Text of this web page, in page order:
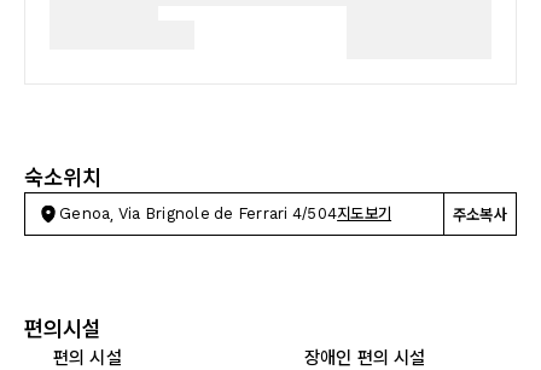
숙소위치
Genoa, Via Brignole de Ferrari 4/504지도보기 주소복사
편의시설
편의 시설
장애인 편의 시설